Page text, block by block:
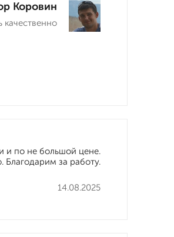
Коровин
качественно
14.08.2025
и по не большой цене.
Благодарим за работу.